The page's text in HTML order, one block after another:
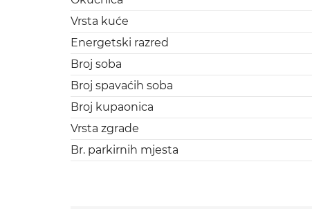
Vrsta kuće
Energetski razred
Broj soba
Broj spavaćih soba
Broj kupaonica
Vrsta zgrade
Br. parkirnih mjesta